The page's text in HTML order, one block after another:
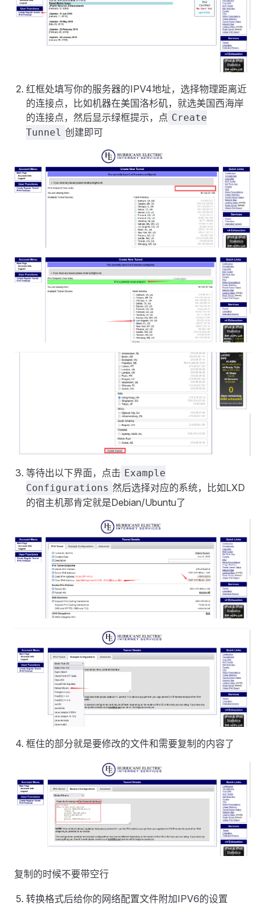
红框处填写你的服务器的IPV4地址，选择物理距离近
的连接点，比如机器在美国洛杉矶，就选美国西海岸
的连接点，然后显示绿框提示，点 Create
Tunnel 创建即可
等待出以下界面，点击 Example
Configurations 然后选择对应的系统，比如LXD
的宿主机那肯定就是Debian/Ubuntu了
框住的部分就是要修改的文件和需要复制的内容了
复制的时候不要带空行
转换格式后给你的网络配置文件附加IPV6的设置